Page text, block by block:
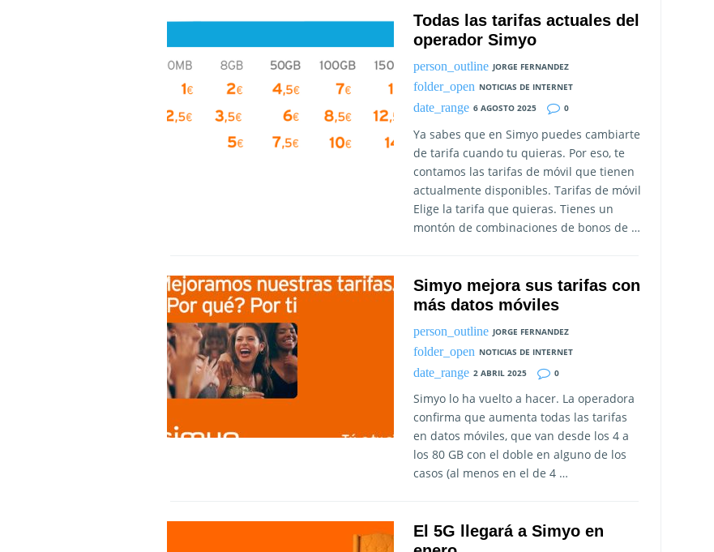
Todas las tarifas actuales del
operador Simyo
JORGE FERNANDEZ
NOTICIAS DE INTERNET
6 AGOSTO 2025
0
Ya sabes que en Simyo puedes cambiarte
de tarifa cuando tu quieras. Por eso, te
contamos las tarifas de móvil que tienen
actualmente disponibles. Tarifas de móvil
Elige la tarifa que quieras. Tienes un
montón de combinaciones de bonos de …
Simyo mejora sus tarifas con
más datos móviles
JORGE FERNANDEZ
NOTICIAS DE INTERNET
2 ABRIL 2025
0
Simyo lo ha vuelto a hacer. La operadora
confirma que aumenta todas las tarifas
en datos móviles, que van desde los 4 a
los 80 GB con el doble en alguno de los
casos (al menos en el de 4 …
El 5G llegará a Simyo en